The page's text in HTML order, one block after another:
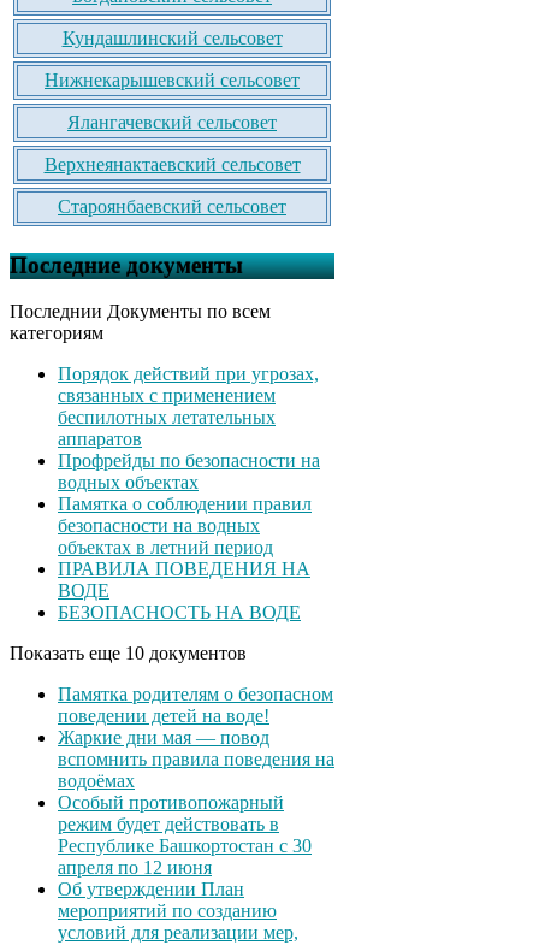
Кундашлинский сельсовет
Нижнекарышевский сельсовет
Ялангачевский сельсовет
Верхнеянактаевский сельсовет
Староянбаевский сельсовет
Последние документы
Последнии Документы по всем
категориям
Порядок действий при угрозах,
связанных с применением
беспилотных летательных
аппаратов
Профрейды по безопасности на
водных объектах
Памятка о соблюдении правил
безопасности на водных
объектах в летний период
ПРАВИЛА ПОВЕДЕНИЯ НА
ВОДЕ
БЕЗОПАСНОСТЬ НА ВОДЕ
Показать еще 10 документов
Памятка родителям о безопасном
поведении детей на воде!
Жаркие дни мая — повод
вспомнить правила поведения на
водоёмах
Особый противопожарный
режим будет действовать в
Республике Башкортостан с 30
апреля по 12 июня
Об утверждении План
мероприятий по созданию
условий для реализации мер,